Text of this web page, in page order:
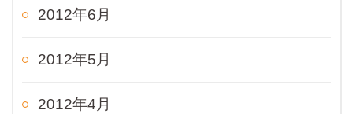
2012年6月
2012年5月
2012年4月